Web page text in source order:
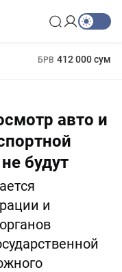
БРВ 412 000 сум
авто и
будут
и